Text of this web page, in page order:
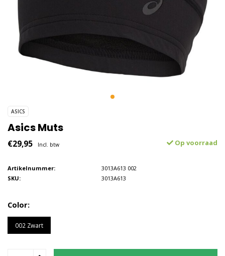
ASICS
Asics Muts
€29,95 Incl. btw Op voorraad
Artikelnummer:
3013A613 002
SKU:
3013A613
Color:
002 Zwart